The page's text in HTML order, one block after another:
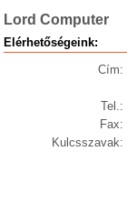
Lord Computer
Elérhetőségeink:
Cím:
Tel.:
Fax:
Kulcsszavak: